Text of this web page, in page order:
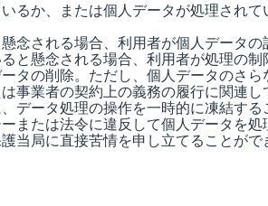
るか、または個人データが処理され
念される場合、利用者が個人データの
と懸念される場合、利用者が処理の制
タの削除。ただし、個人データのさ
事業者の契約上の義務の履行に関連
データ処理の操作を一時的に凍結する
または法令に違反して個人データを
当局に直接苦情を申し立てることがで